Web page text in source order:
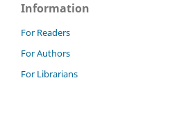
Information
For Readers
For Authors
For Librarians